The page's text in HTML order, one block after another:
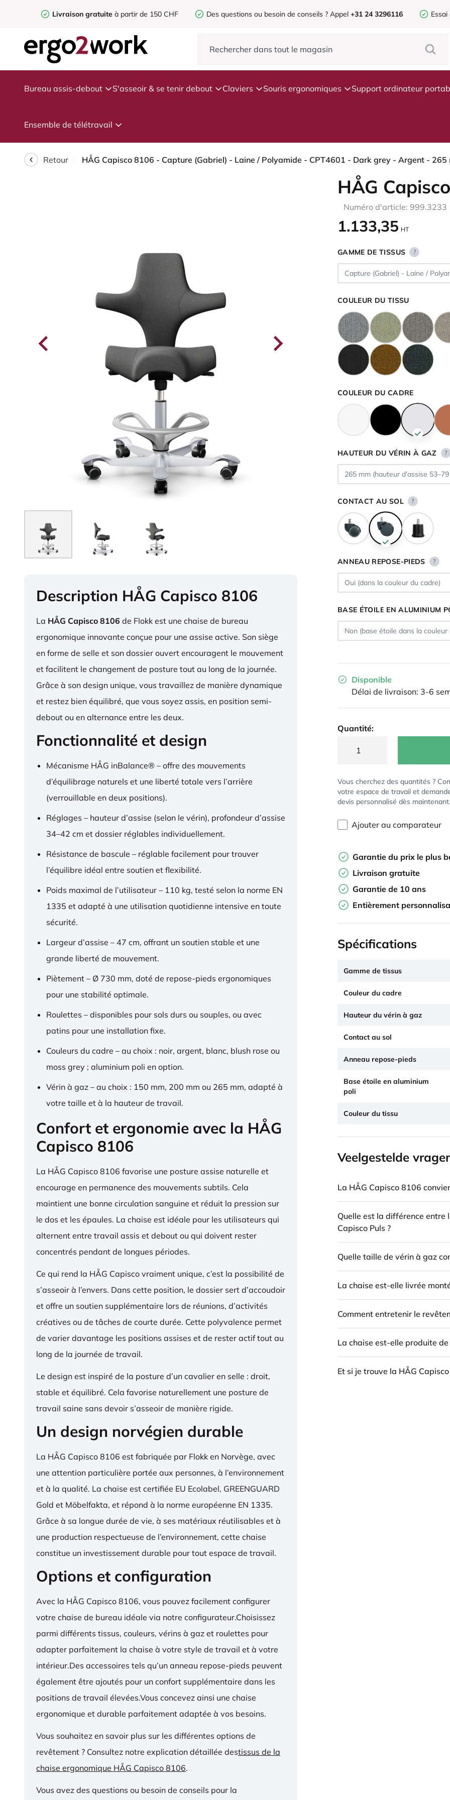
Livraison gratuite à partir de 150 CHF Des questions ou besoin de conseils ? Appel +31 24 3296116 Essai
Bureau assis-debout S'asseoir & se tenir debout Claviers Souris ergonomiques Support ordinateur
Ensemble de télétravail
Retour
Description HÅG Capisco 8106
La HÅG Capisco 8106 de Flokk est une chaise de bureau
ergonomique innovante conçue pour une assise active. Son siège
en forme de selle et son dossier ouvert encouragent le mouvement
et facilitent le changement de posture tout au long de la journée.
Grâce à son design unique, vous travaillez de manière dynamique
et restez bien équilibré, que vous soyez assis, en position semi-
debout ou en alternance entre les deux.
Fonctionnalité et design
Mécanisme HÅG inBalance® – offre des mouvements
d’équilibrage naturels et une liberté totale vers l’arrière
(verrouillable en deux positions).
Réglages – hauteur d’assise (selon le vérin), profondeur d’assise
34–42 cm et dossier réglables individuellement.
Résistance de bascule – réglable facilement pour trouver
l’équilibre idéal entre soutien et flexibilité.
Poids maximal de l’utilisateur – 110 kg, testé selon la norme EN
1335 et adapté à une utilisation quotidienne intensive en toute
sécurité.
Largeur d’assise – 47 cm, offrant un soutien stable et une
grande liberté de mouvement.
Piètement – Ø 730 mm, doté de repose-pieds ergonomiques
pour une stabilité optimale.
Roulettes – disponibles pour sols durs ou souples, ou avec
patins pour une installation fixe.
Couleurs du cadre – au choix : noir, argent, blanc, blush rose ou
moss grey ; aluminium poli en option.
Vérin à gaz – au choix : 150 mm, 200 mm ou 265 mm, adapté à
votre taille et à la hauteur de travail.
Confort et ergonomie avec la HÅG
Capisco 8106
La HÅG Capisco 8106 favorise une posture assise naturelle et
encourage en permanence des mouvements subtils. Cela
maintient une bonne circulation sanguine et réduit la pression sur
le dos et les épaules. La chaise est idéale pour les utilisateurs qui
alternent entre travail assis et debout ou qui doivent rester
concentrés pendant de longues périodes.
Ce qui rend la HÅG Capisco vraiment unique, c’est la possibilité de
s’asseoir à l’envers. Dans cette position, le dossier sert d’accoudoir
et offre un soutien supplémentaire lors de réunions, d’activités
créatives ou de tâches de courte durée. Cette polyvalence permet
de varier davantage les positions assises et de rester actif tout au
long de la journée de travail.
Le design est inspiré de la posture d’un cavalier en selle : droit,
stable et équilibré. Cela favorise naturellement une posture de
travail saine sans devoir s’asseoir de manière rigide.
Un design norvégien durable
La HÅG Capisco 8106 est fabriquée par Flokk en Norvège, avec
une attention particulière portée aux personnes, à l’environnement
et à la qualité. La chaise est certifiée EU Ecolabel, GREENGUARD
Gold et Möbelfakta, et répond à la norme européenne EN 1335.
Grâce à sa longue durée de vie, à ses matériaux réutilisables et à
une production respectueuse de l’environnement, cette chaise
constitue un investissement durable pour tout espace de travail.
Options et configuration
Avec la HÅG Capisco 8106, vous pouvez facilement configurer
votre chaise de bureau idéale via notre configurateur.Choisissez
parmi différents tissus, couleurs, vérins à gaz et roulettes pour
adapter parfaitement la chaise à votre style de travail et à votre
intérieur.Des accessoires tels qu’un anneau repose-pieds peuvent
également être ajoutés pour un confort supplémentaire dans les
positions de travail élevées.Vous concevez ainsi une chaise
ergonomique et durable parfaitement adaptée à vos besoins.
Vous souhaitez en savoir plus sur les différentes options de
revêtement ? Consultez notre explication détaillée destissus de la
chaise ergonomique HÅG Capisco 8106.
Vous avez des questions ou besoin de conseils pour la
HÅG
Numéro d'article: 999.3233
1.133,35 HT
GAMME DE TISSUS ?
COULEUR DU TISSU
COULEUR DU CADRE
HAUTEUR DU VÉRIN À GAZ ?
CONTACT AU SOL ?
ANNEAU REPOSE-PIEDS ?
BASE ÉTOILE EN ALUMINIUM
Disponible
Délai de livraison: 3-6
Quantité:
Vous cherchez des quantités ?
votre espace de travail et
devis personnalisé dès maintenant.
Ajouter au comparateur
Garantie du prix le plus
Livraison gratuite
Garantie de 10 ans
Entièrement
Spécifications
Gamme de tissus
Couleur du cadre
Hauteur du vérin à gaz
Contact au sol
Anneau repose-pieds
Base étoile en aluminium
poli
Couleur du tissu
Veelgestelde
La HÅG Capisco 8106
Quelle est la différence entre
Capisco Puls ?
Quelle taille de vérin à gaz
La chaise est-elle livrée
Comment entretenir le
La chaise est-elle produite
Et si je trouve la HÅG